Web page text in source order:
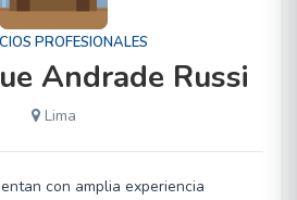
PROFESIONALES
Andrade Russi
Lima
con amplia experiencia